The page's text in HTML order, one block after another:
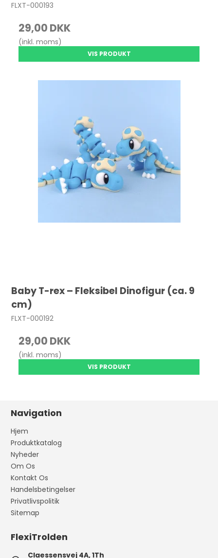
FLXT-000193
29,00 DKK
(inkl. moms)
VIS PRODUKT
Baby T-rex – Fleksibel Dinofigur (ca. 9
cm)
FLXT-000192
29,00 DKK
(inkl. moms)
VIS PRODUKT
Navigation
Hjem
Produktkatalog
Nyheder
Om Os
Kontakt Os
Handelsbetingelser
Privatlivspolitik
Sitemap
FlexiTrolden
Claessensvej 4A, 1Th